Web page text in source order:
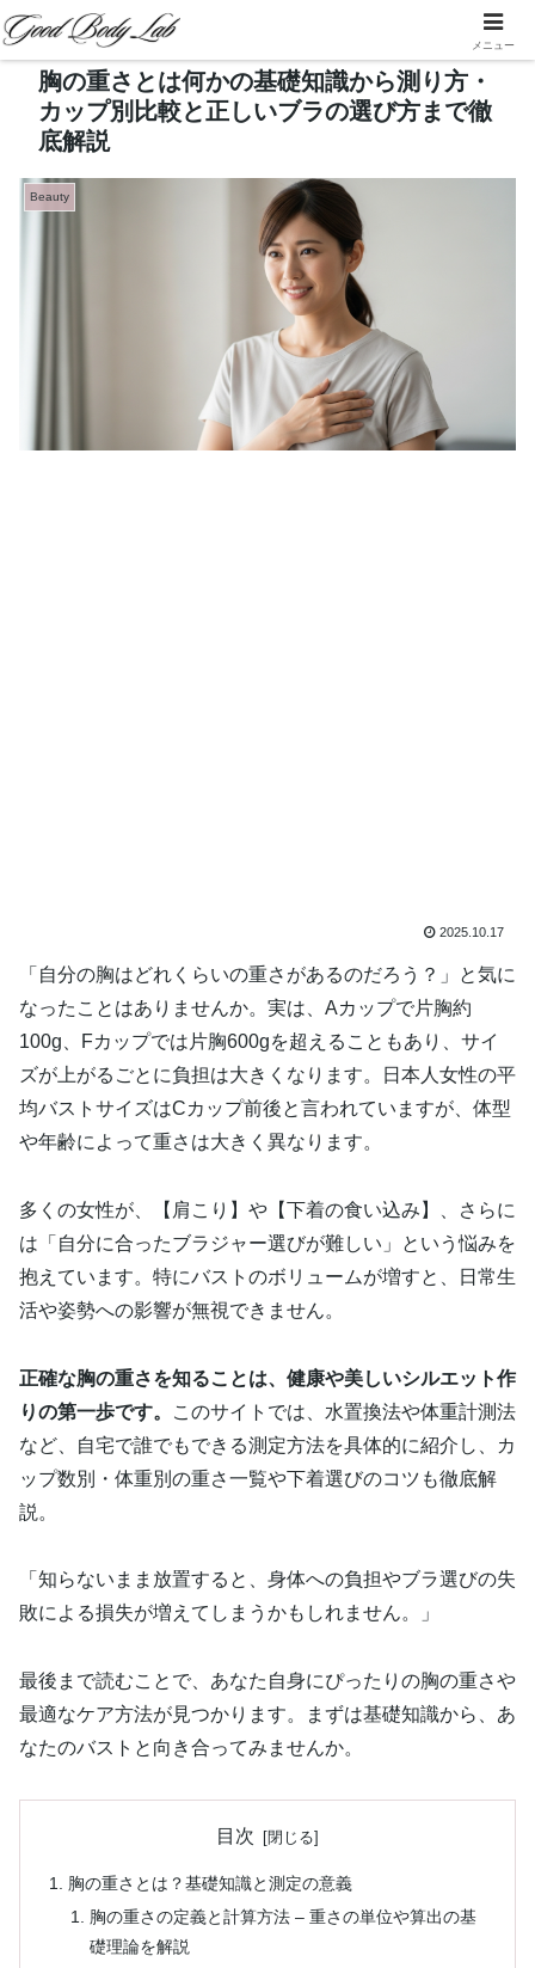
胸の重さとは何かの基礎知識から測り方・
カップ別比較と正しいブラの選び方まで徹
底解説
Beauty
2025.10.17
「自分の胸はどれくらいの重さがあるのだろう？」と気に
なったことはありませんか。実は、Aカップで片胸約
100g、Fカップでは片胸600gを超えることもあり、サイ
ズが上がるごとに負担は大きくなります。日本人女性の平
均バストサイズはCカップ前後と言われていますが、体型
や年齢によって重さは大きく異なります。
多くの女性が、【肩こり】や【下着の食い込み】、さらに
は「自分に合ったブラジャー選びが難しい」という悩みを
抱えています。特にバストのボリュームが増すと、日常生
活や姿勢への影響が無視できません。
正確な胸の重さを知ることは、健康や美しいシルエット作
りの第一歩です。
このサイトでは、水置換法や体重計測法
など、自宅で誰でもできる測定方法を具体的に紹介し、カ
ップ数別・体重別の重さ一覧や下着選びのコツも徹底解
説。
「知らないまま放置すると、身体への負担やブラ選びの失
敗による損失が増えてしまうかもしれません。」
最後まで読むことで、あなた自身にぴったりの胸の重さや
最適なケア方法が見つかります。まずは基礎知識から、あ
なたのバストと向き合ってみませんか。
目次
胸の重さとは？基礎知識と測定の意義
胸の重さの定義と計算方法 – 重さの単位や算出の基
礎理論を解説
メニュー